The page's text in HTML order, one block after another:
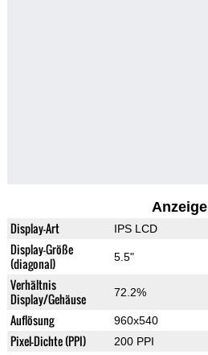
Anzeige
Display-Art IPS LCD
Display-Größe
(diagonal)
5.5"
Verhältnis
Display/Gehäuse
72.2%
Auflösung 960x540
Pixel-Dichte (PPI) 200 PPI